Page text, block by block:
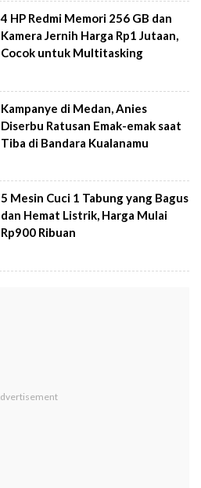
4 HP Redmi Memori 256 GB dan
Kamera Jernih Harga Rp1 Jutaan,
Cocok untuk Multitasking
Kampanye di Medan, Anies
Diserbu Ratusan Emak-emak saat
Tiba di Bandara Kualanamu
5 Mesin Cuci 1 Tabung yang Bagus
dan Hemat Listrik, Harga Mulai
Rp900 Ribuan